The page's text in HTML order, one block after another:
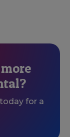
for a